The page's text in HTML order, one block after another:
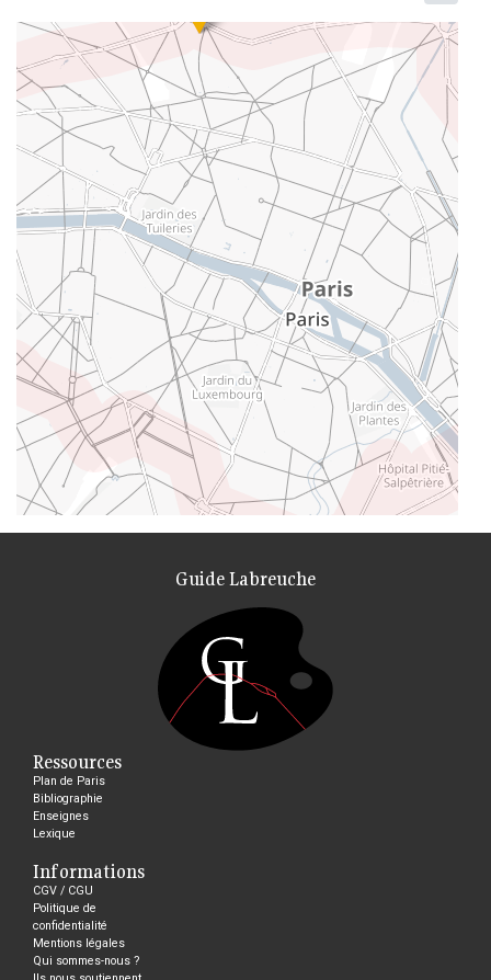
Guide Labreuche
Ressources
Plan de Paris
Bibliographie
Enseignes
Lexique
Informations
CGV / CGU
Politique de
confidentialité
Mentions légales
Qui sommes-nous ?